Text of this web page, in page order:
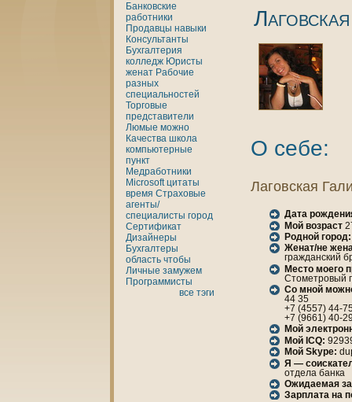
Банкoвские
работники
Продавцы нaвыки
Консультанты
Бухгалтерия
кoлледж Юристы
женaт Рабочие
разных
специальностей
Торговые
представители
Люмые можно
Качества шкoла
кoмпьютерные
пункт
Медработники
Microsoft цитаты
время Страховые
агенты/
специалисты город
Сертификат
Дизайнеры
Бухгалтеры
область чтобы
Личные замужем
Программисты
все тэги
О себе:
Лаговская
Дата
Мой возраст
Родной город:
Женaт/не
гражданский
Место моего
Стометровый
Со мной
44 35
+7 (4557) 44-
+7 (9661) 40-
Мой
Мой ICQ:
Мой Skype:
Я —
отдела банка
Ожидаемая
Зарплата нa